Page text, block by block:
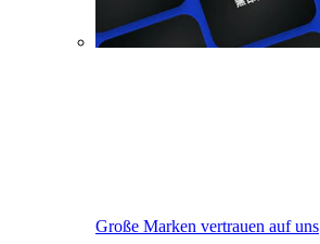
Große Marken vertrauen auf uns